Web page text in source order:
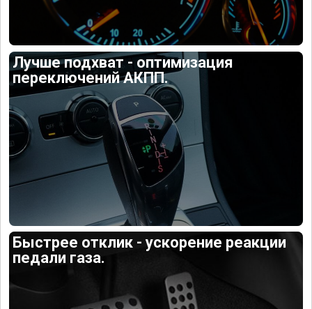
Лучше подхват - оптимизация
переключений АКПП.
Быстрее отклик - ускорение реакции
педали газа.